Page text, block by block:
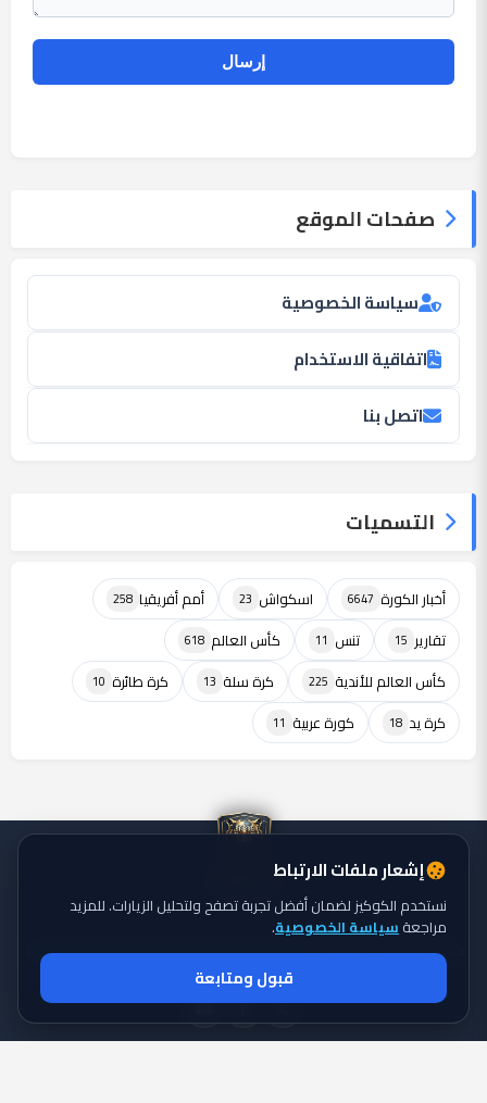
صفحات الموقع
سياسة الخصوصية
اتفاقية الاستخدام
اتصل بنا
التسميات
أخبار الكورة 6647 اسكواش 23 أمم أفريقيا 258
تقارير 15 تنس 11 كأس العالم 618
كأس العالم للأندية 225 كرة سلة 13 كرة طائرة 10
كرة يد 18 كورة عربية 11
جميع الحقوق محفوظة ©تايجر الكورة: موقع يقدم أحدث أخبار الكورة
2026
إشعار ملفات الارتباط
نستخدم الكوكيز لضمان أفضل تجربة تصفح ولتحليل الزيارات. للمزيد
مراجعةسياسة الخصوصية.
قبول ومتابعة